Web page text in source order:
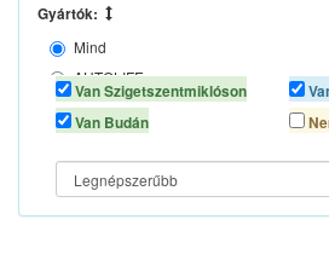
Gyártók:
Mind
AUTOLIFE
N/A
Van Szigetszentmiklóson
Van Budán